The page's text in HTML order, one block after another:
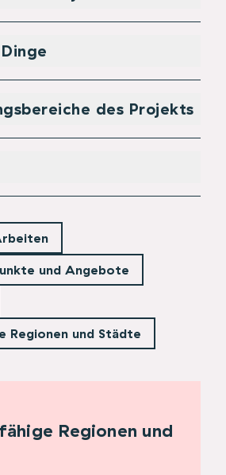
des Projekts
und Angebote
Regionen und Städte
Regionen und